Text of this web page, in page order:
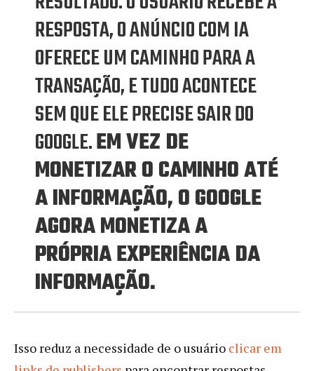
RESPOSTA, O ANÚNCIO COM IA
OFERECE UM CAMINHO PARA A
TRANSAÇÃO, E TUDO ACONTECE
SEM QUE ELE PRECISE SAIR DO
GOOGLE.EM VEZ DE
MONETIZAR O CAMINHO ATÉ
A INFORMAÇÃO, O GOOGLE
AGORA MONETIZA A
PRÓPRIA EXPERIÊNCIA DA
INFORMAÇÃO.
Isso reduz a necessidade de o usuário clicar em